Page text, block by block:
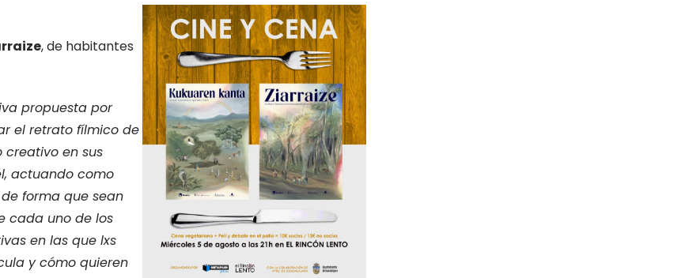
, de habitantes
propuesta por
el retrato fílmico de
creativo en sus
actuando como
forma que sean
cada uno de los
en las que lxs
y cómo quieren